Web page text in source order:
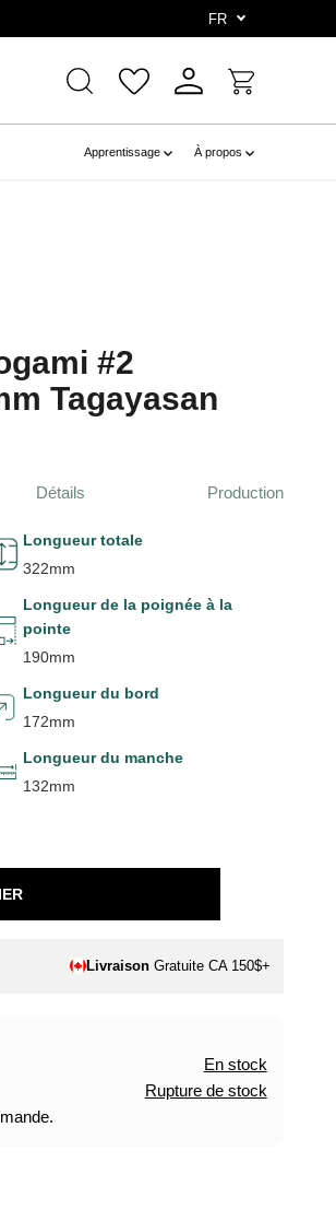
FR
Apprentissage À propos
#2
Tagayasan
Détails Production
Longueur totale
322mm
Longueur de la poignée à la
pointe
190mm
Longueur du bord
172mm
Longueur du manche
132mm
Livraison Gratuite CA 150$+
En stock
Rupture de stock